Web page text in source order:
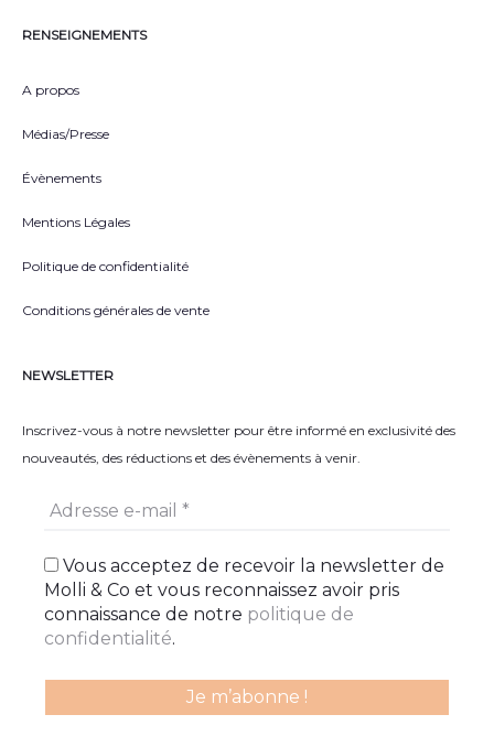
RENSEIGNEMENTS
A propos
Médias/Presse
Évènements
Mentions Légales
Politique de confidentialité
Conditions générales de vente
NEWSLETTER
Inscrivez-vous à notre newsletter pour être informé en exclusivité des
nouveautés, des réductions et des évènements à venir.
Vous acceptez de recevoir la newsletter de
Molli & Co et vous reconnaissez avoir pris
connaissance de notre politique de
confidentialité.